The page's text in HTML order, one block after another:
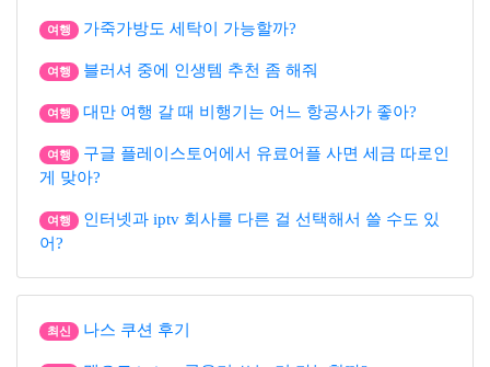
여행 가죽가방도 세탁이 가능할까?
여행 블러셔 중에 인생템 추천 좀 해줘
여행 대만 여행 갈 때 비행기는 어느 항공사가 좋아?
여행
구글 플레이스토어에서 유료어플 사면 세금 따로인
게 맞아?
여행
인터넷과 iptv 회사를 다른 걸 선택해서 쓸 수도 있
어?
최신 나스 쿠션 후기